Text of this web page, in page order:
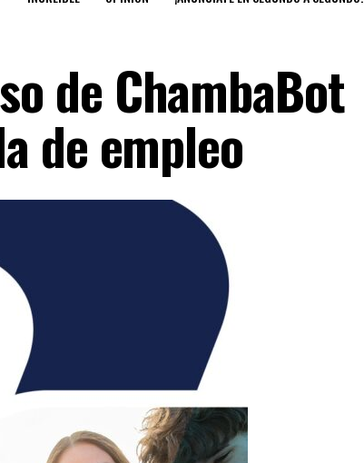
de ChambaBot
de empleo